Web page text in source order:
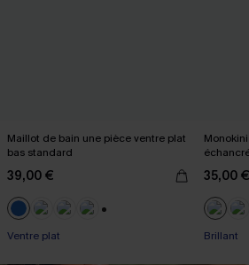
Maillot de bain une pièce ventre plat
bas standard
39,00 €
Ventre plat
35,00 €
Brillant